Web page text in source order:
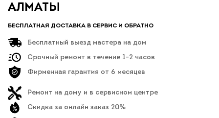
АЛМАТЫ
БЕСПЛАТНАЯ ДОСТАВКА В СЕРВИС И ОБРАТНО
Бесплатный выезд мастера на дом
Срочный ремонт в течение 1-2 часов
Фирменная гарантия от 6 месяцев
Ремонт на дому и в сервисном центре
Скидка за онлайн заказ 20%